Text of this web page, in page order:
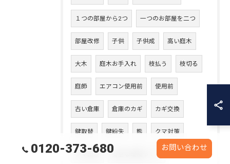
１つの部屋から2つ 一つのお部屋を二つ
部屋改修 子供 子供成 高い庭木
大木 庭木お手入れ 枝払う 枝切る
庭師 エアコン使用前 使用前
古い倉庫 倉庫のカギ カギ交換
鍵取替 鍵紛失 熊 クマ対策
クマ出没 安全な環境づくり
0120-373-680 お問い合わせ